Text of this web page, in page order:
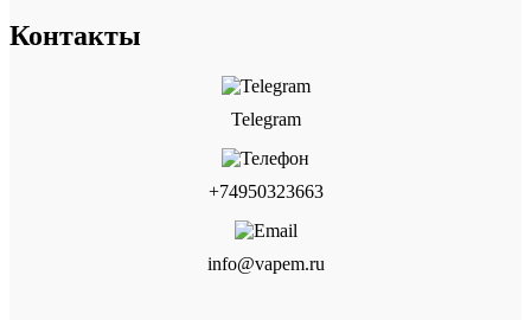
Контакты
Telegram
+74950323663
info@vapem.ru